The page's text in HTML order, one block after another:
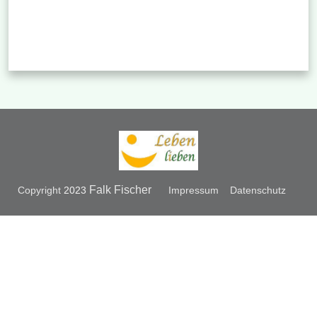
Copyright 2023 Falk Fischer Impressum Datenschutz